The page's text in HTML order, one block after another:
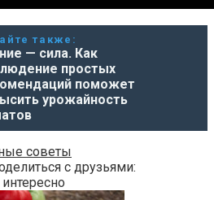
также:
— сила. Как
простых
поможет
урожайность
советы
с друзьями: